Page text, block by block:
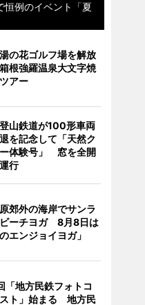
恒例のイベント「夏
の花ゴルフ場を解放
根強羅温泉大文字焼
アー
山鉄道が100形車両
を記念して「天然ク
体験号」 窓を全開
行
郊外の海岸でサンラ
ーチヨガ 8月8日は
のエンジョイヨガ」
「地方民鉄フォトコ
ト」始まる 地方民